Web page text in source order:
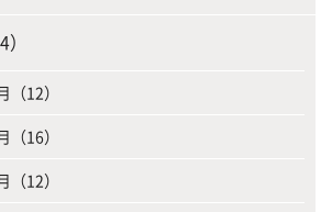
（12）
（16）
（12）